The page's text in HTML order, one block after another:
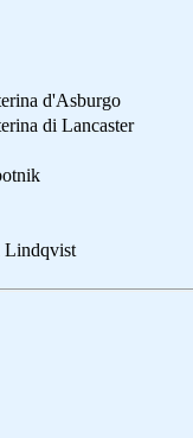
d'Asburgo
di Lancaster